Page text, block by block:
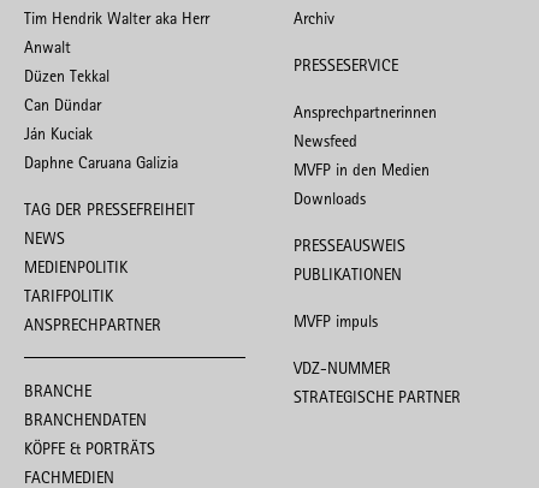
Tim Hendrik Walter aka Herr
Anwalt
Düzen Tekkal
Can Dündar
Ján Kuciak
Daphne Caruana Galizia
TAG DER PRESSEFREIHEIT
NEWS
MEDIENPOLITIK
TARIFPOLITIK
ANSPRECHPARTNER
BRANCHE
BRANCHENDATEN
KÖPFE & PORTRÄTS
FACHMEDIEN
Archiv
PRESSESERVICE
Ansprechpartnerinnen
Newsfeed
MVFP in den Medien
Downloads
PRESSEAUSWEIS
PUBLIKATIONEN
MVFP impuls
VDZ-NUMMER
STRATEGISCHE PARTNER